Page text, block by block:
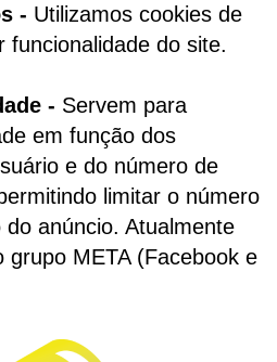
- Utilizamos cookies de
funcionalidade do site.
- Servem para
em função dos
e do número de
limitar o número
anúncio. Atualmente
grupo META (Facebook e